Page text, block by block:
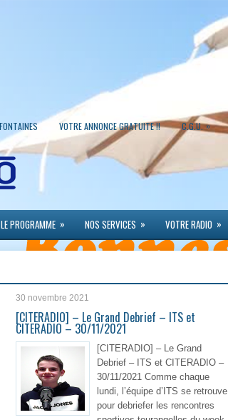
VOTRE ANNONCE GRATUITE !! C.G.U. »
LE PROGRAMME » NOS SERVICES » VOTRE RADIO »
30 novembre 2021
[CITERADIO] – Le Grand Debrief – ITS et
CITERADIO – 30/11/2021
[CITERADIO] – Le Grand
Debrief – ITS et CITERADIO –
30/11/2021 Comme chaque
lundi, l’équipe d’ITS se retrouve
pour debriefer les rencontres